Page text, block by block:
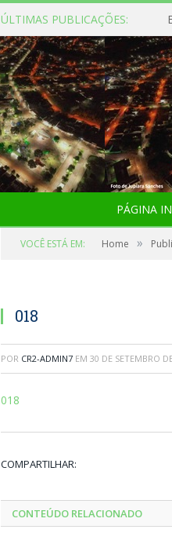
ÚLTIMAS PUBLICAÇÕES:
PÁGINA
VOCÊ ESTÁ EM: Home »
018
POR CR2-ADMIN7 EM 30 DE SETEMBRO
018
COMPARTILHAR:
CONTEÚDO RELACIONADO